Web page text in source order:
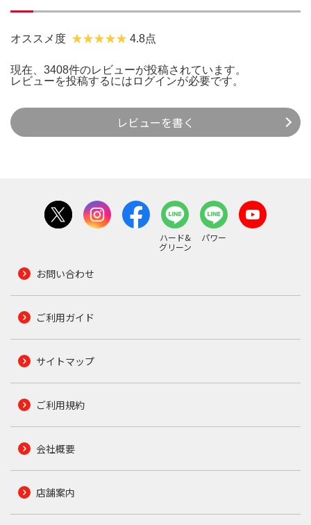
オススメ度 4.8点
現在、3408件のレビューが投稿されています。
レビューを投稿するには ログインが必要です。
レビューを書く
ハード&
グリーン
パワー
お問い合わせ
ご利用ガイド
サイトマップ
ご利用規約
会社概要
店舗案内